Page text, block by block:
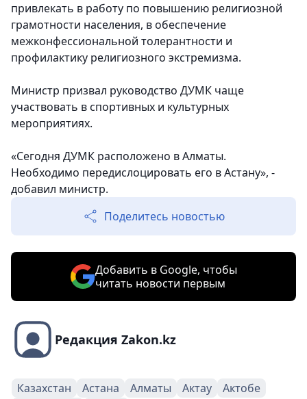
привлекать в работу по повышению религиозной
грамотности населения, в обеспечение
межконфессиональной толерантности и
профилактику религиозного экстремизма.
Министр призвал руководство ДУМК чаще
участвовать в спортивных и культурных
мероприятиях.
«Сегодня ДУМК расположено в Алматы.
Необходимо передислоцировать его в Астану», -
добавил министр.
Поделитесь новостью
Добавить в Google, чтобы
читать новости первым
Редакция Zakon.kz
Казахстан Астана Алматы Актау
Актобе